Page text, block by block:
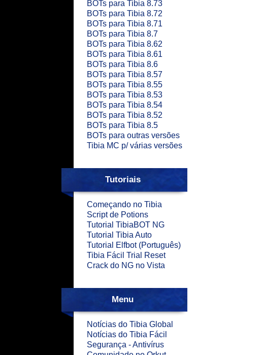
BOTs para Tibia 8.73
BOTs para Tibia 8.72
BOTs para Tibia 8.71
BOTs para Tibia 8.7
BOTs para Tibia 8.62
BOTs para Tibia 8.61
BOTs para Tibia 8.6
BOTs para Tibia 8.57
BOTs para Tibia 8.55
BOTs para Tibia 8.53
BOTs para Tibia 8.54
BOTs para Tibia 8.52
BOTs para Tibia 8.5
BOTs para outras versões
Tibia MC p/ várias versões
Tutoriais
Começando no Tibia
Script de Potions
Tutorial TibiaBOT NG
Tutorial Tibia Auto
Tutorial Elfbot (Português)
Tibia Fácil Trial Reset
Crack do NG no Vista
Menu
Notícias do Tibia Global
Notícias do Tibia Fácil
Segurança - Antivírus